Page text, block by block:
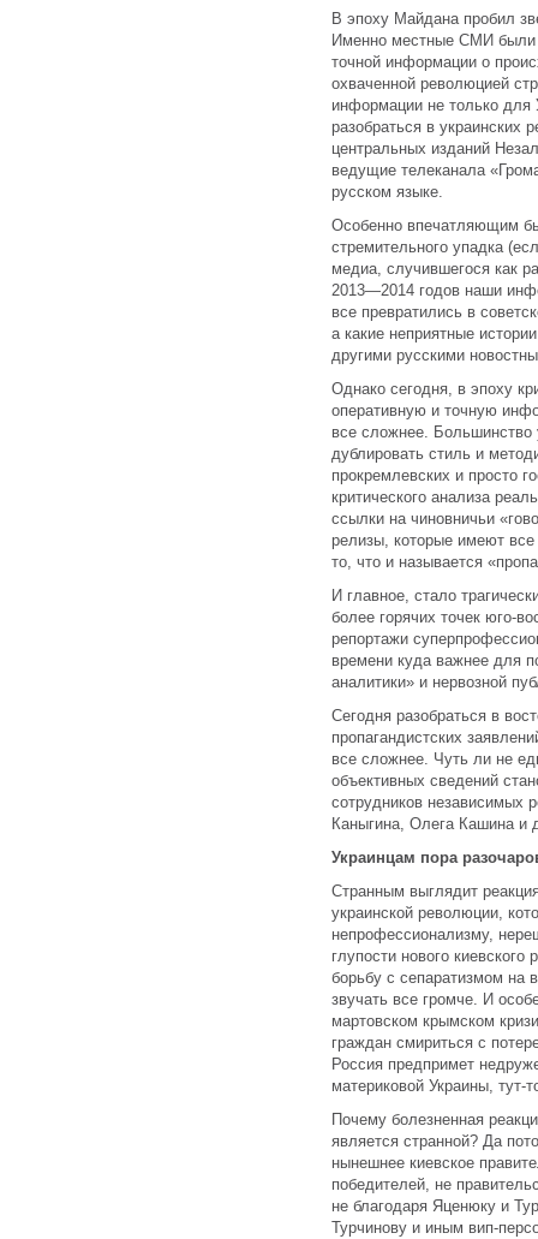
В эпоху Майдана пробил
Именно местные СМИ были
точной информации о
охваченной революцией
информации не только
разобраться в украинских
центральных изданий
ведущие телеканала
русском языке.
Особенно впечатляющим
стремительного упадка
медиа, случившегося как
2013—2014 годов наши
все превратились в
а какие неприятные
другими русскими
Однако сегодня, в эпоху
оперативную и точную
все сложнее. Большинство
дублировать стиль и
прокремлевских и просто
критического анализа
ссылки на чиновничьи
релизы, которые имеют
то, что и называется
И главное, стало
более горячих точек юго-
репортажи
времени куда важнее для
аналитики» и нервозной
Сегодня разобраться в
пропагандистских
все сложнее. Чуть ли не
объективных сведений
сотрудников
Каныгина, Олега Кашина и
Украинцам пора
Странным выглядит
украинской революции,
непрофессионализму,
глупости нового
борьбу с сепаратизмом на
звучать все громче. И
мартовском крымском
граждан смириться с
Россия предпримет
материковой Украины, тут-
Почему болезненная
является странной? Да
нынешнее киевское
победителей, не
не благодаря Яценюку и
Турчинову и иным вип-